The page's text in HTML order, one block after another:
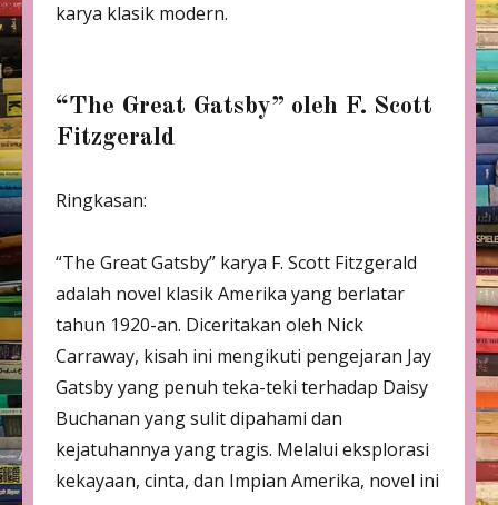
karya klasik modern.
“The Great Gatsby” oleh F. Scott
Fitzgerald
Ringkasan:
“The Great Gatsby” karya F. Scott Fitzgerald
adalah novel klasik Amerika yang berlatar
tahun 1920-an. Diceritakan oleh Nick
Carraway, kisah ini mengikuti pengejaran Jay
Gatsby yang penuh teka-teki terhadap Daisy
Buchanan yang sulit dipahami dan
kejatuhannya yang tragis. Melalui eksplorasi
kekayaan, cinta, dan Impian Amerika, novel ini